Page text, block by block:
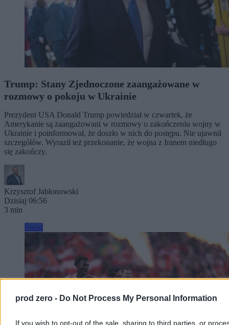
prod zero - Do Not Process My Personal Information
If you wish to opt-out of the sale, sharing to third parties, or
Trump: Stany Zjednoczone zaangażowane w
rozmowy o pokoju w Ukrainie
Prezydent USA Donald Trump powiedział w czwartek, że
Amerykanie są zaangażowani w rozmowy o zakończeniu wojny w
Ukrainie i poinformował, że doszło w nich do postępu. Nie ujawnił
szczegółów. Wyraził też przekonanie, że wojna z Iranem niedługo
się zakończy.
Krzysztof Jabłonowski
Dzisiaj 06:56
3 min